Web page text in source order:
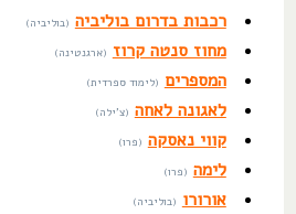
רכבות בדרום בוליביה (בוליביה)
מחוז סנטה קרוז (ארגנטינה)
המספרים (לימוד ספרדית)
לאגונה לאחה (צ'ילה)
קווי נאסקה (פרו)
לימה (פרו)
אורורו (בוליביה)